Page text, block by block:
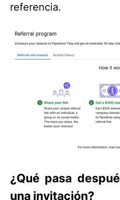
referencia.
¿Qué pasa
una invitación?